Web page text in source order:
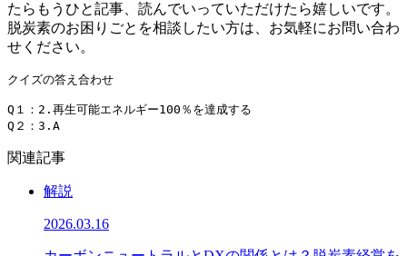
たらもうひと記事、読んでいっていただけたら嬉しいです。
脱炭素のお困りごとを相談したい方は、お気軽にお問い合わ
せください。
クイズの答え合わせ
Q１：2.再生可能エネルギー100％を達成する
Q２：3.A
関連記事
解説
2026.03.16